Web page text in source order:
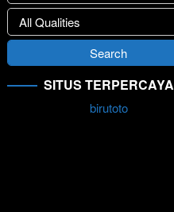
SITUS TERPERCAYA
birutoto